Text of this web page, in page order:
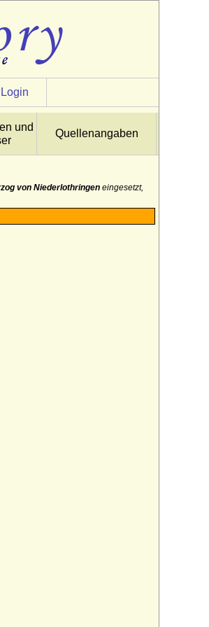
Login
und
Quellenangaben
von Niederlothringen eingesetzt,